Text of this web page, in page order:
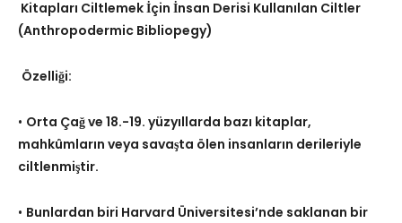
Kitapları Ciltlemek İçin İnsan Derisi Kullanılan Ciltler
(Anthropodermic Bibliopegy)
Özelliği:
• Orta Çağ ve 18.-19. yüzyıllarda bazı kitaplar,
mahkûmların veya savaşta ölen insanların derileriyle
ciltlenmiştir.
• Bunlardan biri Harvard Üniversitesi’nde saklanan bir